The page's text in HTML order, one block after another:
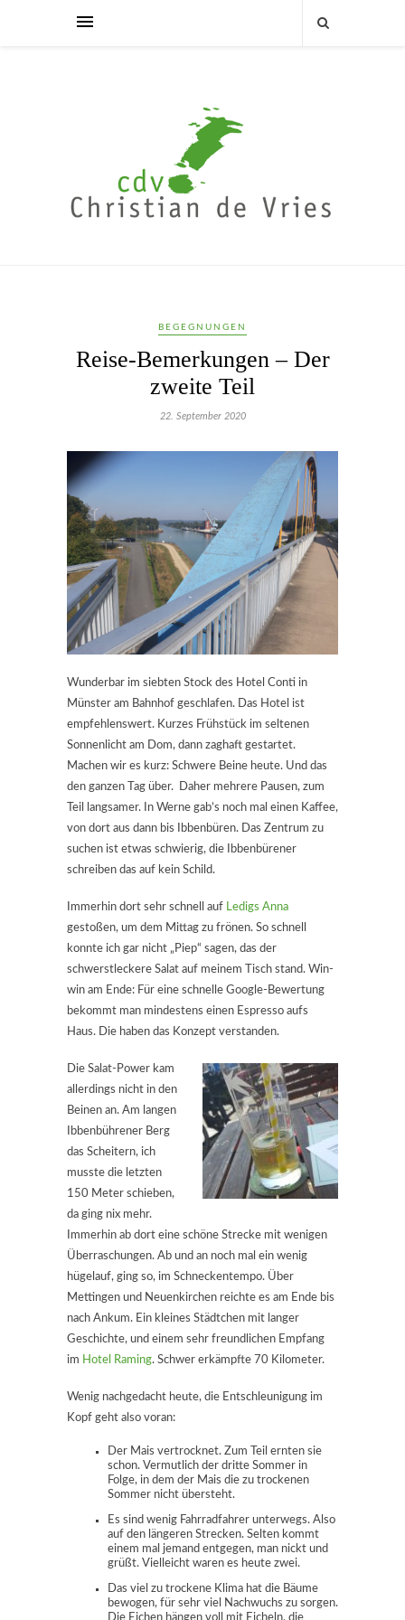
BEGEGNUNGEN
Reise-Bemerkungen – Der
zweite Teil
22. September 2020
Wunderbar im siebten Stock des Hotel Conti in
Münster am Bahnhof geschlafen. Das Hotel ist
empfehlenswert. Kurzes Frühstück im seltenen
Sonnenlicht am Dom, dann zaghaft gestartet.
Machen wir es kurz: Schwere Beine heute. Und das
den ganzen Tag über. Daher mehrere Pausen, zum
Teil langsamer. In Werne gab’s noch mal einen Kaffee,
von dort aus dann bis Ibbenbüren. Das Zentrum zu
suchen ist etwas schwierig, die Ibbenbürener
schreiben das auf kein Schild.
Immerhin dort sehr schnell auf Ledigs Anna
gestoßen, um dem Mittag zu frönen. So schnell
konnte ich gar nicht „Piep“ sagen, das der
schwerstleckere Salat auf meinem Tisch stand. Win-
win am Ende: Für eine schnelle Google-Bewertung
bekommt man mindestens einen Espresso aufs
Haus. Die haben das Konzept verstanden.
Die Salat-Power kam
allerdings nicht in den
Beinen an. Am langen
Ibbenbührener Berg
das Scheitern, ich
musste die letzten
150 Meter schieben,
da ging nix mehr.
Immerhin ab dort eine schöne Strecke mit wenigen
Überraschungen. Ab und an noch mal ein wenig
hügelauf, ging so, im Schneckentempo. Über
Mettingen und Neuenkirchen reichte es am Ende bis
nach Ankum. Ein kleines Städtchen mit langer
Geschichte, und einem sehr freundlichen Empfang
im Hotel Raming. Schwer erkämpfte 70 Kilometer.
Wenig nachgedacht heute, die Entschleunigung im
Kopf geht also voran:
Der Mais vertrocknet. Zum Teil ernten sie
schon. Vermutlich der dritte Sommer in
Folge, in dem der Mais die zu trockenen
Sommer nicht übersteht.
Es sind wenig Fahrradfahrer unterwegs. Also
auf den längeren Strecken. Selten kommt
einem mal jemand entgegen, man nickt und
grüßt. Vielleicht waren es heute zwei.
Das viel zu trockene Klima hat die Bäume
bewogen, für sehr viel Nachwuchs zu sorgen.